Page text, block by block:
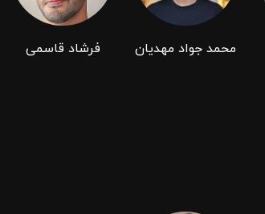
محمد جواد مهدیان فرشاد قاسمی